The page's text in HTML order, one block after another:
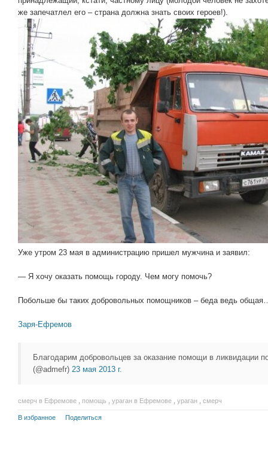
же запечатлел его – страна должна знать своих героев!).
Уже утром 23 мая в администрацию пришел мужчина и заявил:
— Я хочу оказать помощь городу. Чем могу помочь?
Побольше бы таких добровольных помощников – беда ведь
Заря-Ефремов
Благодарим добровольцев за оказание помощи в ликвидации
(@admefr) 23 мая 2013 г.
смерч в Ефремове помощь ураган в Ефремове ураган смерч
В избранное Поделиться